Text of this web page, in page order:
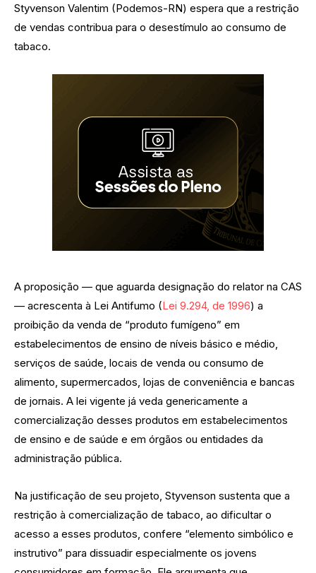
Styvenson Valentim (Podemos-RN) espera que a restrição
de vendas contribua para o desestímulo ao consumo de
tabaco.
A proposição — que aguarda designação do relator na CAS
— acrescenta à Lei Antifumo (Lei 9.294, de 1996) a
proibição da venda de “produto fumígeno” em
estabelecimentos de ensino de níveis básico e médio,
serviços de saúde, locais de venda ou consumo de
alimento, supermercados, lojas de conveniência e bancas
de jornais. A lei vigente já veda genericamente a
comercialização desses produtos em estabelecimentos
de ensino e de saúde e em órgãos ou entidades da
administração pública.
Na justificação de seu projeto, Styvenson sustenta que a
restrição à comercialização de tabaco, ao dificultar o
acesso a esses produtos, confere “elemento simbólico e
instrutivo” para dissuadir especialmente os jovens